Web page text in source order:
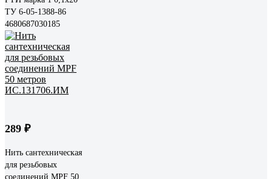
ТУ 6-05-1388-86
4680687030185
289 ₽
Нить сантехническая
для резьбовых
соединений MPF 50